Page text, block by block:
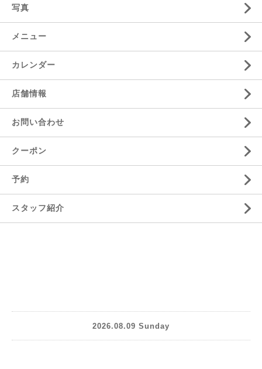
写真
メニュー
カレンダー
店舗情報
お問い合わせ
クーポン
予約
スタッフ紹介
2026.08.09 Sunday